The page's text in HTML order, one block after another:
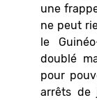
une
ne peut
le
doublé
pour
arrêts de